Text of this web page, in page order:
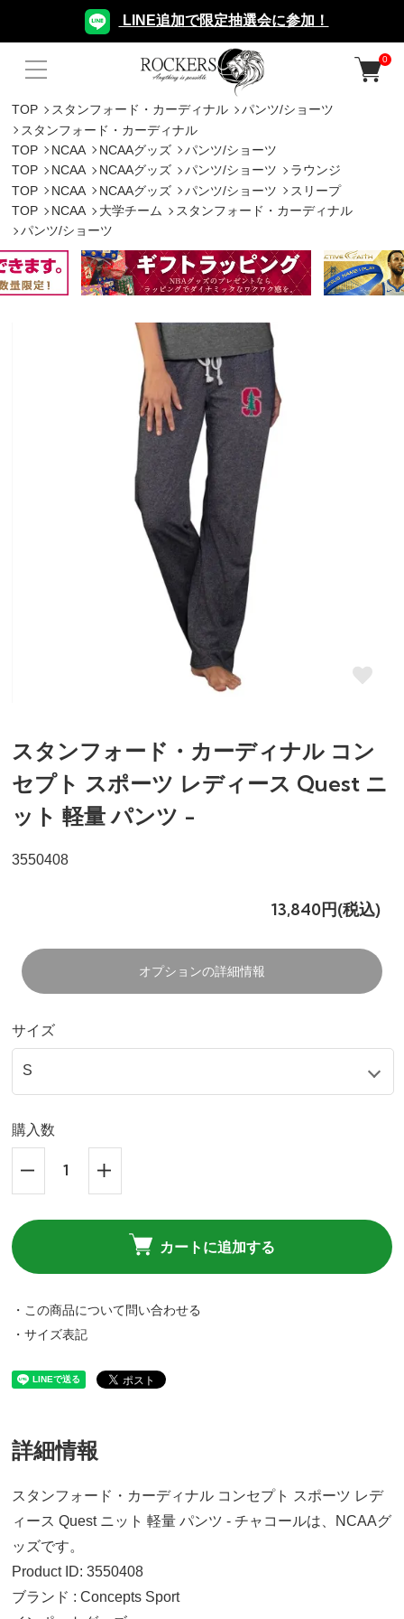
LINE追加で限定抽選会に参加！
0
TOP スタンフォード・カーディナル
パンツ/ショーツ
スタンフォード・カーディナル
TOP
NCAA NCAAグッズ
パンツ/ショーツ
TOP
NCAA NCAAグッズ パンツ/ショーツ
ラウンジ
TOP
NCAA NCAAグッズ パンツ/ショーツ
スリープ
TOP
NCAA 大学チーム
スタンフォード・カーディナル
パンツ/ショーツ
スタンフォード・カーディナル コン
セプト スポーツ レディース Quest ニ
ット 軽量 パンツ -
3550408
13,840円(税込)
オプションの詳細情報
サイズ
購入数
カートに追加する
・この商品について問い合わせる
・サイズ表記
詳細情報
スタンフォード・カーディナル コンセプト スポーツ レデ
ィース Quest ニット 軽量 パンツ - チャコールは、NCAAグ
ッズです。
Product ID: 3550408
ブランド : Concepts Sport